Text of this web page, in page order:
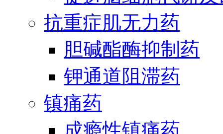
抗重症肌无力药
胆碱酯酶抑制药
钾通道阻滞药
镇痛药